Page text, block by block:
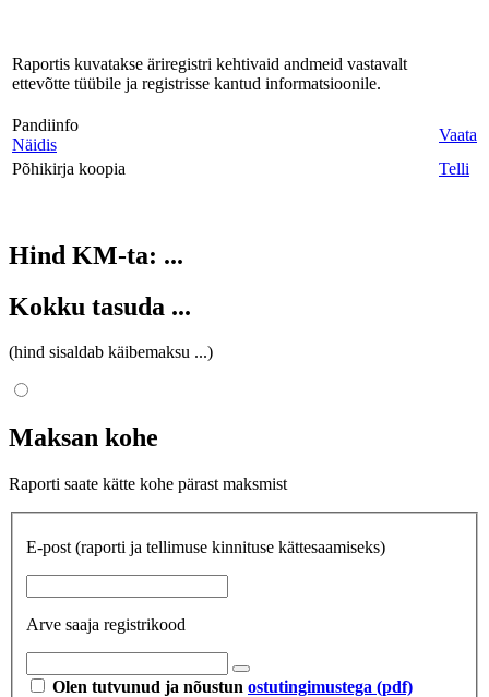
Raportis kuvatakse äriregistri kehtivaid andmeid vastavalt
ettevõtte tüübile ja registrisse kantud informatsioonile.
Pandiinfo
Näidis
Vaata
Põhikirja koopia
Telli
Hind KM-ta: ...
Kokku tasuda ...
(hind sisaldab käibemaksu ...)
Maksan kohe
Raporti saate kätte kohe pärast maksmist
E-post (raporti ja tellimuse kinnituse kättesaamiseks)
Arve saaja registrikood
Olen tutvunud ja nõustun ostutingimustega (pdf)